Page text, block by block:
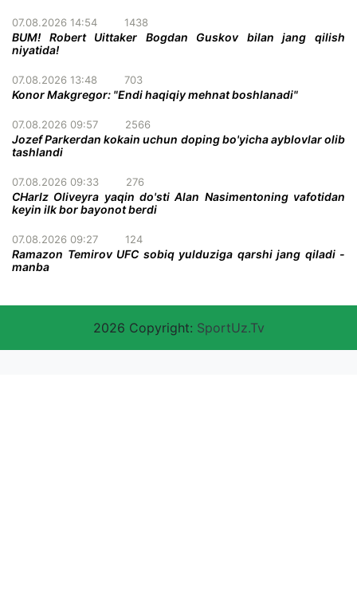
07.08.2026 14:54 1438
BUM! Robert Uittaker Bogdan Guskov bilan jang qilish
niyatida!
07.08.2026 13:48 703
Konor Makgregor: "Endi haqiqiy mehnat boshlanadi"
07.08.2026 09:57 2566
Jozef Parkerdan kokain uchun doping bo'yicha ayblovlar olib
tashlandi
07.08.2026 09:33 276
CHarlz Oliveyra yaqin do'sti Alan Nasimentoning vafotidan
keyin ilk bor bayonot berdi
07.08.2026 09:27 124
Ramazon Temirov UFC sobiq yulduziga qarshi jang qiladi -
manba
2026 Copyright: SportUz.Tv